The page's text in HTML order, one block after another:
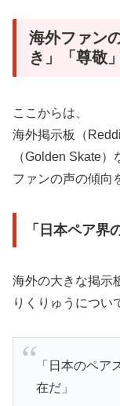
海外ファン
き」「尊敬
ここからは、
海外掲示板（
（Golden Skate）
ファンの声の傾向
「日本ペア界
海外の大きな掲示
りくりゅうについ
「日本のペア
在だ」